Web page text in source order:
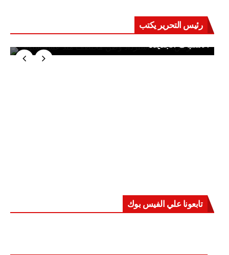
رئيس التحرير يكتب
حرب على العقول.. حادثة دمياط تكشف قواعد
الاشتباك الجديدة
تابعونا علي الفيس بوك